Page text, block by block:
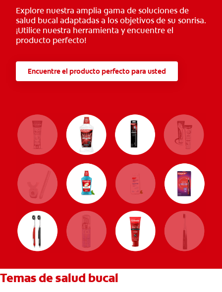
Explore nuestra amplia gama de soluciones de
salud bucal adaptadas a los objetivos de su sonrisa.
¡Utilice nuestra herramienta y encuentre el
producto perfecto!
Encuentre el producto perfecto para usted
Temas de salud bucal